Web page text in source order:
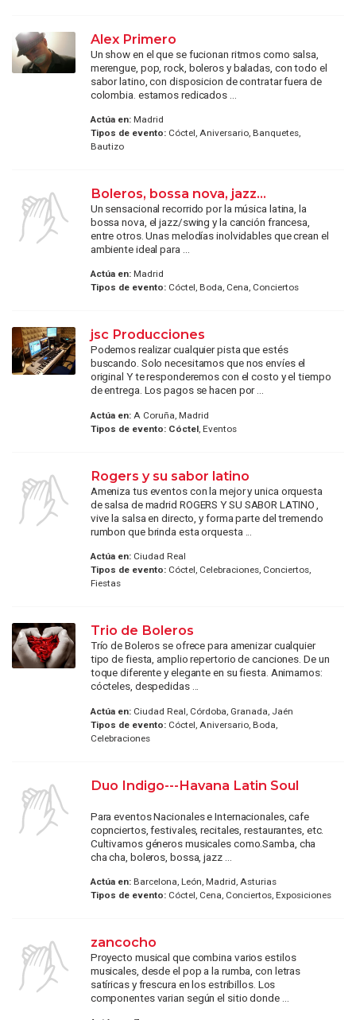
Alex Primero
Un show en el que se fucionan ritmos como salsa,
merengue, pop, rock, boleros y baladas, con todo el
sabor latino, con disposicion de contratar fuera de
colombia. estamos redicados ...
Actúa en:Madrid
Tipos de evento:Cóctel, Aniversario, Banquetes,
Bautizo
Boleros, bossa nova, jazz...
Un sensacional recorrido por la música latina, la
bossa nova, el jazz/swing y la canción francesa,
entre otros. Unas melodías inolvidables que crean el
ambiente ideal para ...
Actúa en:Madrid
Tipos de evento:Cóctel, Boda, Cena, Conciertos
jsc Producciones
Podemos realizar cualquier pista que estés
buscando. Solo necesitamos que nos envíes el
original Y te responderemos con el costo y el tiempo
de entrega. Los pagos se hacen por ...
Actúa en:A Coruña, Madrid
Tipos de evento: Cóctel, Eventos
Rogers y su sabor latino
Ameniza tus eventos con la mejor y unica orquesta
de salsa de madrid ROGERS Y SU SABOR LATINO ,
vive la salsa en directo, y forma parte del tremendo
rumbon que brinda esta orquesta ...
Actúa en:Ciudad Real
Tipos de evento:Cóctel, Celebraciones, Conciertos,
Fiestas
Trio de Boleros
Trío de Boleros se ofrece para amenizar cualquier
tipo de fiesta, amplio repertorio de canciones. De un
toque diferente y elegante en su fiesta. Animamos:
cócteles, despedidas ...
Actúa en:Ciudad Real, Córdoba, Granada, Jaén
Tipos de evento:Cóctel, Aniversario, Boda,
Celebraciones
Duo Indigo---Havana Latin Soul
Para eventos Nacionales e Internacionales, cafe
copnciertos, festivales, recitales, restaurantes, etc.
Cultivamos géneros musicales como.Samba, cha
cha cha, boleros, bossa, jazz ...
Actúa en:Barcelona, León, Madrid, Asturias
Tipos de evento:Cóctel, Cena, Conciertos, Exposiciones
zancocho
Proyecto musical que combina varios estilos
musicales, desde el pop a la rumba, con letras
satíricas y frescura en los estribillos. Los
componentes varian según el sitio donde ...